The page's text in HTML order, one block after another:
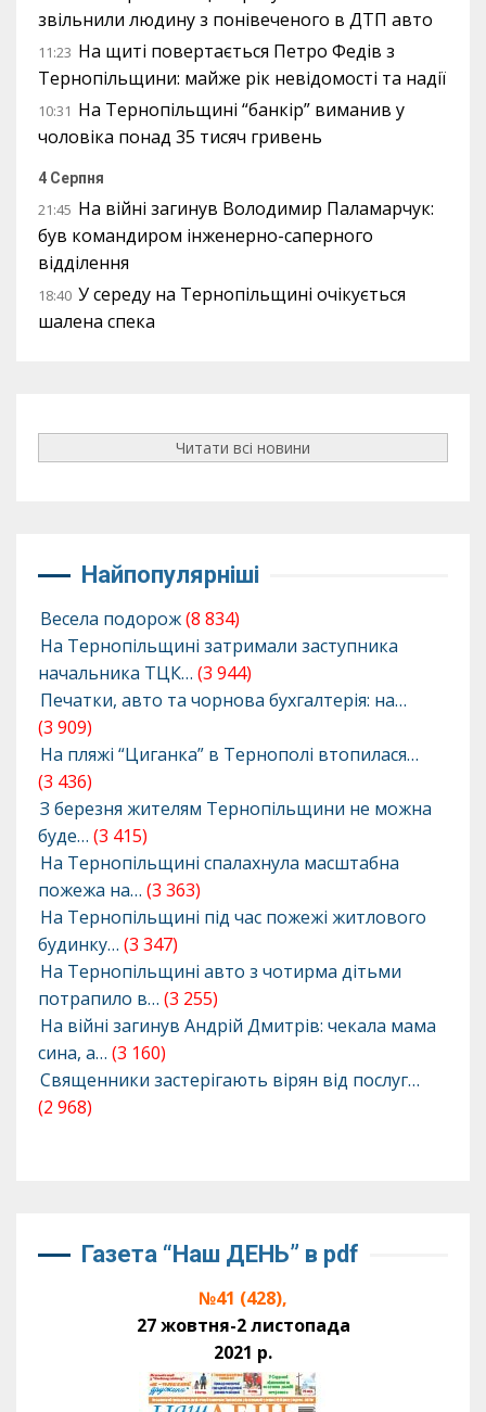
звільнили людину з понівеченого в ДТП авто
11:23 На щиті повертається Петро Федів з
Тернопільщини: майже рік невідомості та надії
10:31 На Тернопільщині “банкір” виманив у
чоловіка понад 35 тисяч гривень
4 Серпня
21:45 На війні загинув Володимир Паламарчук:
був командиром інженерно-саперного
відділення
18:40 У середу на Тернопільщині очікується
шалена спека
Читати всі новини
Найпопулярніші
Весела подорож(8 834)
На Тернопільщині затримали заступника
начальника ТЦК… (3 944)
Печатки, авто та чорнова бухгалтерія: на…
(3 909)
На пляжі “Циганка” в Тернополі втопилася…
(3 436)
З березня жителям Тернопільщини не можна
буде… (3 415)
На Тернопільщині спалахнула масштабна
пожежа на… (3 363)
На Тернопільщині під час пожежі житлового
будинку… (3 347)
На Тернопільщині авто з чотирма дітьми
потрапило в… (3 255)
На війні загинув Андрій Дмитрів: чекала мама
сина, а… (3 160)
Священники застерігають вірян від послуг…
(2 968)
Газета “Наш ДЕНЬ” в pdf
№41 (428),
27 жовтня-2 листопада
2021 р.